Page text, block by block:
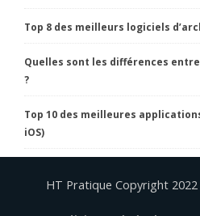
Top 8 des meilleurs logiciels
Quelles sont les différences entre
?
Top 10 des meilleures
iOS)
HT Pratique Copyright